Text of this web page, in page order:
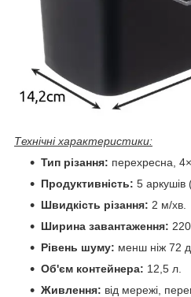
Технічні характеристики:
Тип різання: перехресна,
Продуктивність: 5 аркушів
Швидкість різання: 2 м/хв.
Ширина завантаження:
Рівень шуму: менш ніж 72
Об'єм контейнера: 12,5 л.
Живлення: від мережі,